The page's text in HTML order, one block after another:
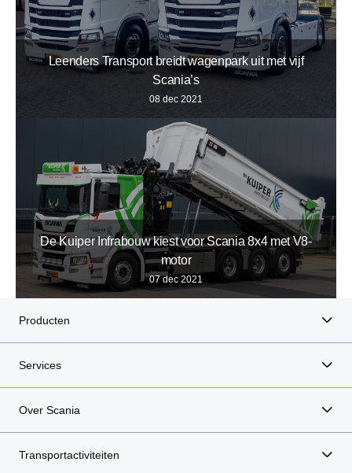
Leenders Transport breidt wagenpark uit met vijf
Scania’s
08 dec 2021
De Kuiper Infrabouw kiest voor Scania 8x4 met V8-
motor
07 dec 2021
Producten
Services
Over Scania
Transportactiviteiten